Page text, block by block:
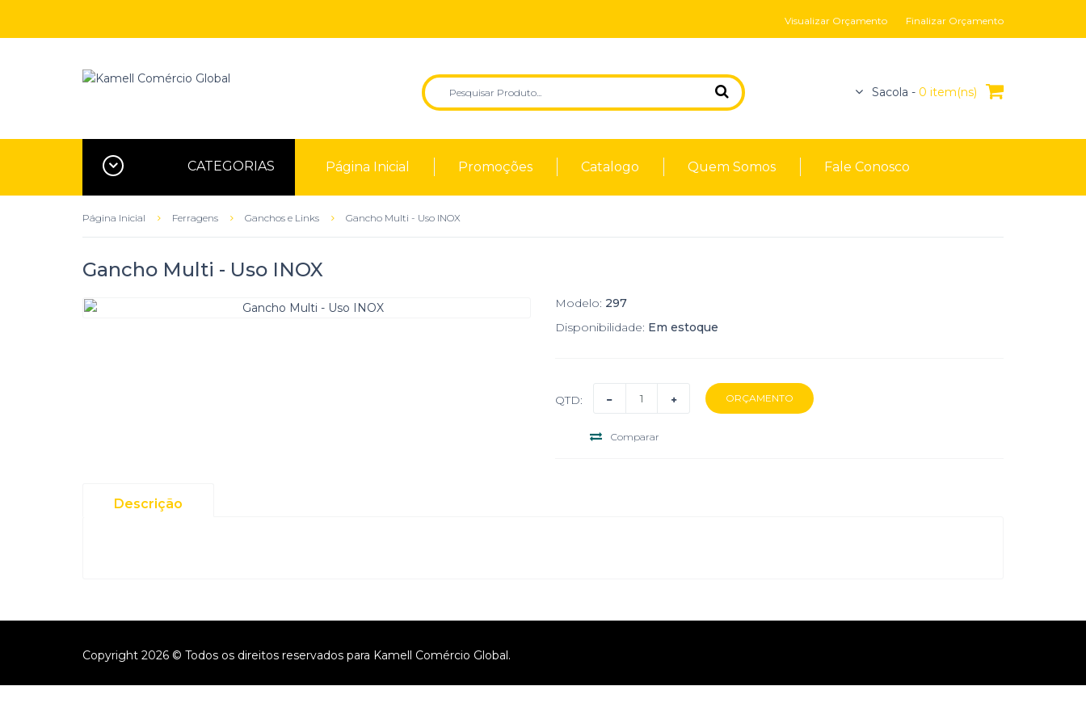
Visualizar Orçamento Finalizar Orçamento
Sacola - 0 item(ns)
CATEGORIAS Página Inicial Promoções Catalogo Quem Somos Fale Conosco
Página Inicial Ferragens Ganchos e Links Gancho Multi - Uso INOX
Gancho Multi - Uso INOX
Modelo: 297
Disponibilidade: Em estoque
QTD:
Comparar
Descrição
Copyright 2026 © Todos os direitos reservados para Kamell Comércio Global.